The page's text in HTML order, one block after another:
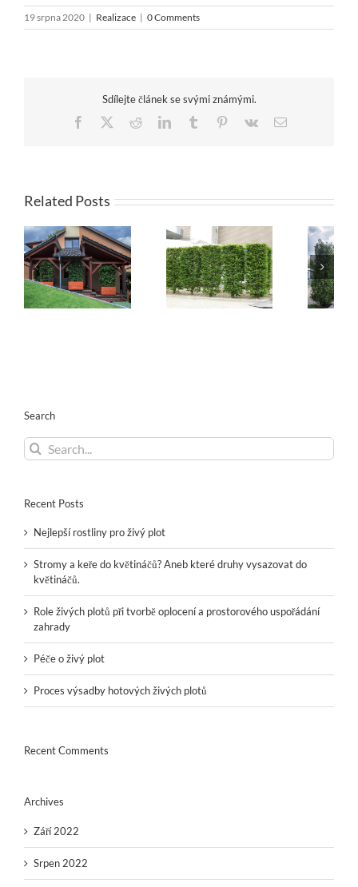
19 srpna 2020 | Realizace | 0 Comments
Sdílejte článek se svými známými.
Facebook
RedditLinkedInTumblr Pinterest
Vk Email
Related Posts
Sázení živého
plotu z Habru a
formovaných
dřevin – realizace
Sázení živého
plotu z Cesmíny
modré –
realizace
Search
Search
for:
Recent Posts
Nejlepší rostliny pro živý plot
Stromy a keře do květináčů? Aneb které druhy vysazovat do
květináčů.
Role živých plotů při tvorbě oplocení a prostorového uspořádání
zahrady
Péče o živý plot
Proces výsadby hotových živých plotů
Recent Comments
Archives
Září 2022
Srpen 2022